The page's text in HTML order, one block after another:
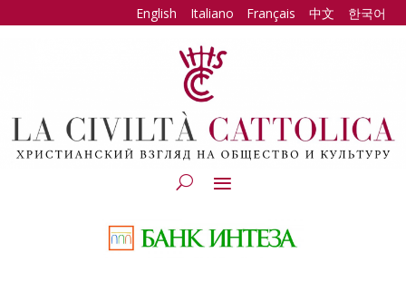
English Italiano Français 中文 한국어